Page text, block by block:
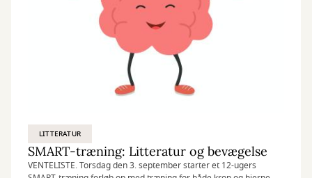
LITTERATUR
SMART-træning: Litteratur og bevægelse
VENTELISTE. Torsdag den 3. september starter et 12-ugers